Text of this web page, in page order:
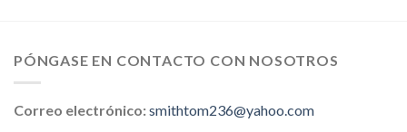
PÓNGASE EN CONTACTO CON NOSOTROS
Correo electrónico:smithtom236@yahoo.com